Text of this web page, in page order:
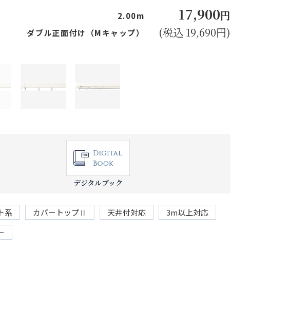
2.00m
ダブル正面付け（Mキャップ）
17,900円
(税込 19,690円)
デジタルブック
系 カバートップⅡ 天井付対応
3m以上対応